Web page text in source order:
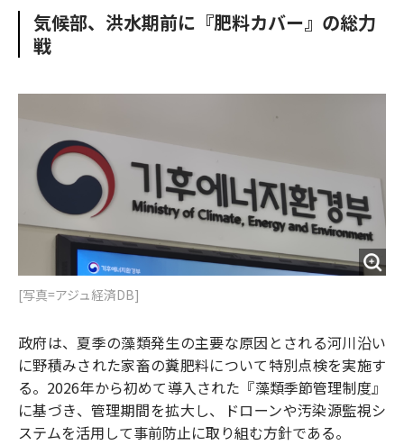
o
o
k
e
u
n
気候部、洪水期前に『肥料カバー』の総力
戦
[写真=アジュ経済DB]
政府は、夏季の藻類発生の主要な原因とされる河川沿い
に野積みされた家畜の糞肥料について特別点検を実施す
る。2026年から初めて導入された『藻類季節管理制度』
に基づき、管理期間を拡大し、ドローンや汚染源監視シ
ステムを活用して事前防止に取り組む方針である。